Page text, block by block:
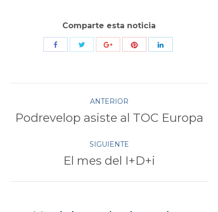
Comparte esta noticia
Compartir
Compartir Compartir Compartir
entre
publicaciones
ANTERIOR
Publicación
Podrevelop asiste al TOC Europa
SIGUIENTE
Publicación
El mes del I+D+i